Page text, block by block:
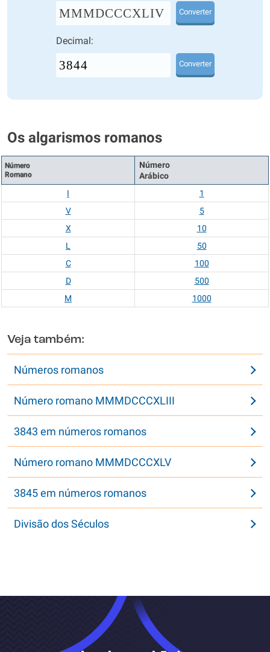
MMMDCCCXLIV Converter
Decimal:
Converter
Os algarismos romanos
Número
Romano
Número
Arábico
I
1
V
5
X
10
L
50
C
100
D
500
M
1000
Veja também:
Números romanos
Número romano MMMDCCCXLIII
3843 em números romanos
Número romano MMMDCCCXLV
3845 em números romanos
Divisão dos Séculos